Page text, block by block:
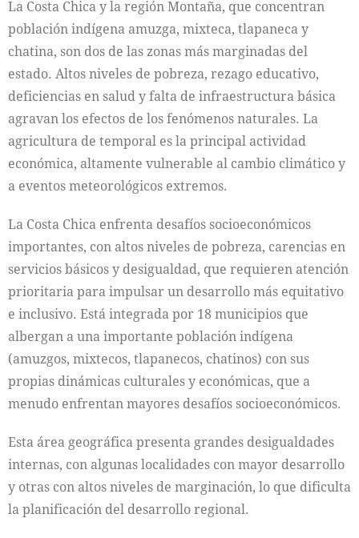
La Costa Chica y la región Montaña, que concentran
población indígena amuzga, mixteca, tlapaneca y
chatina, son dos de las zonas más marginadas del
estado. Altos niveles de pobreza, rezago educativo,
deficiencias en salud y falta de infraestructura básica
agravan los efectos de los fenómenos naturales. La
agricultura de temporal es la principal actividad
económica, altamente vulnerable al cambio climático y
a eventos meteorológicos extremos.
La Costa Chica enfrenta desafíos socioeconómicos
importantes, con altos niveles de pobreza, carencias en
servicios básicos y desigualdad, que requieren atención
prioritaria para impulsar un desarrollo más equitativo
e inclusivo. Está integrada por 18 municipios que
albergan a una importante población indígena
(amuzgos, mixtecos, tlapanecos, chatinos) con sus
propias dinámicas culturales y económicas, que a
menudo enfrentan mayores desafíos socioeconómicos.
Esta área geográfica presenta grandes desigualdades
internas, con algunas localidades con mayor desarrollo
y otras con altos niveles de marginación, lo que dificulta
la planificación del desarrollo regional.